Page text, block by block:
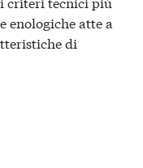
enologiche atte a
di